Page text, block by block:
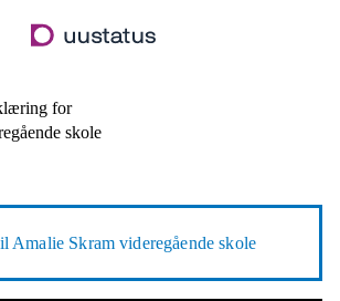
til
for
skole
Amalie Skram videregående skole